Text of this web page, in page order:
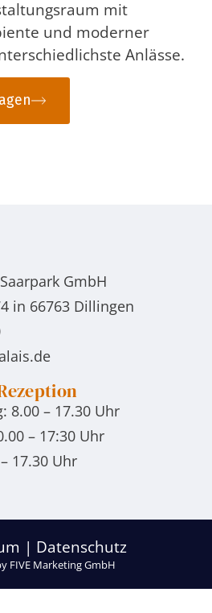
mit
und moderner
Anlässe.
GmbH
in 66763 Dillingen
8.00 – 17.30 Uhr
– 17:30 Uhr
17.30 Uhr
| Datenschutz
FIVE Marketing GmbH